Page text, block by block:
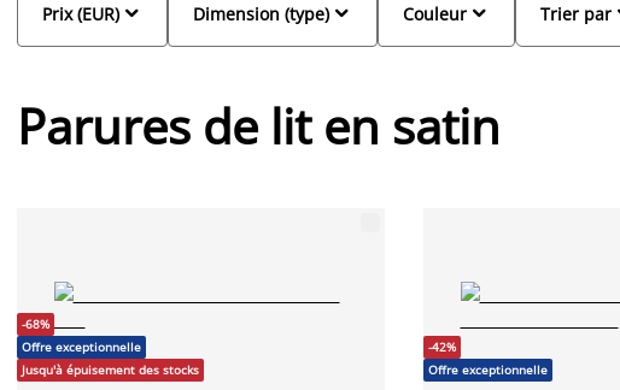

Prix (EUR) 
Dimension (type) 
Couleur Trier par
Parures de lit en satin
-68%
Offre exceptionnelle
Jusqu'à épuisement des stocks
-42%
Offre exceptionnelle